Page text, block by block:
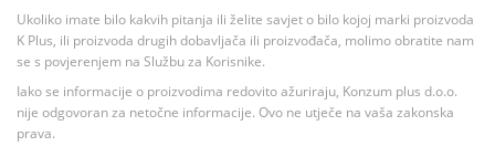
Ukoliko imate bilo kakvih pitanja ili želite savjet o bilo kojoj marki proizvoda
K Plus, ili proizvoda drugih dobavljača ili proizvođača, molimo obratite nam
se s povjerenjem na Službu za Korisnike.
Iako se informacije o proizvodima redovito ažuriraju, Konzum plus d.o.o.
nije odgovoran za netočne informacije. Ovo ne utječe na vaša zakonska
prava.